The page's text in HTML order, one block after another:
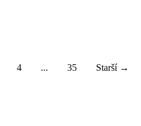
4 ... 35 Starší →